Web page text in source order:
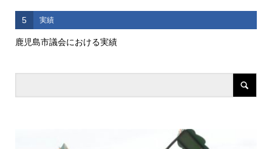
5 実績
鹿児島市議会における実績